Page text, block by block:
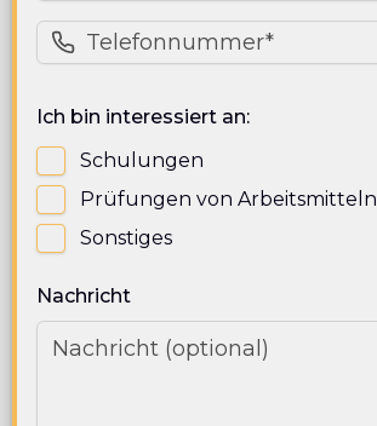
Ich bin interessiert an:
Schulungen
Prüfungen von Arbeitsmitteln
Sonstiges
Nachricht